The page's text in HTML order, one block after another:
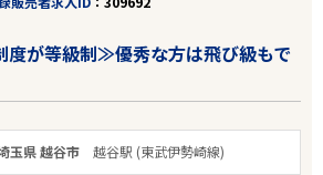
度が等級制≫優秀な方は飛び級もで
玉県 越谷市越谷駅 (東武伊勢崎線)